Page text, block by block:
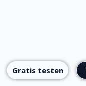
Gratis testen